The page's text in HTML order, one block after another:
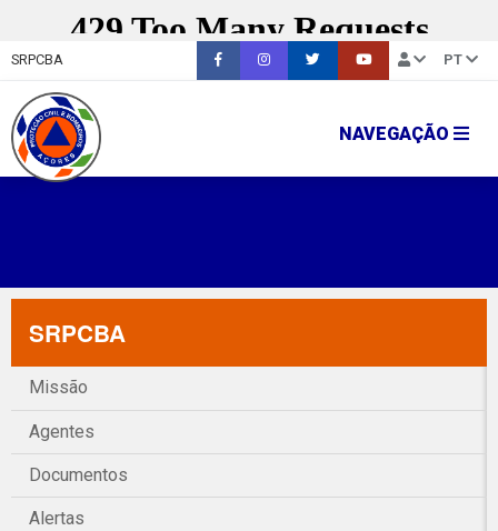
SRPCBA PT
NAVEGAÇÃO
SRPCBA
Missão
Agentes
Documentos
Alertas